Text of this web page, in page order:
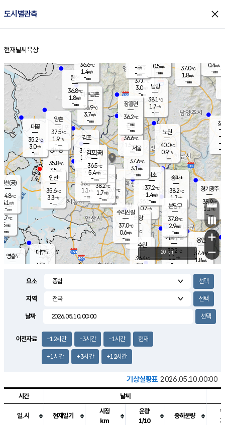
도시별관측 close
홈
현재날씨 육상
의도
℃
m/s
mm
영흥도
양주
37.0℃
3.0
-mm
과천
36.1℃
0.7m/s
- mm
용인
37.4℃
1.8m/s
경기광주
35.9℃
1.1m/s
-mm
3.6m/s
대부도
34.2
경서동
35.8℃
3.5 m/s
-mm
파주금촌
36.9℃
3.7m/s
-mm
37.0℃
1.8m/s
-mm
대곶
35.2℃
3.0m/s
-mm
창
-
-m/
-
탄현
36.8℃
1.8m/s
-mm
0.4m/s
-mm
의왕
- ℃
m/s
mm
김포
36.9℃
1.9 m/s
mm
광명
36.9 ℃
2.6 m/s
-mm
부천
36.1℃
1.1 m/s
-mm
양촌
37.5℃
1.9m/s
-mm
구로
38.2℃
1.7m/s
-mm
은평
36.6℃
1.5 m/s
- mm
노원
40.0℃
0.9m/s
-mm
송파*
38.2℃
1.7m/s
-mm
서초
37.2℃
1.4m/s
-mm
남방
38.1℃
1.7m/s
-mm
기흥구갈
39.2℃
1.1m/s
-
수리산길
37.0℃
0.6m/s
-mm
분당구
37.8℃
2.9m/s
-mm
장흥면
36.2℃
-m/s
-mm
-m/s
-mm
인천(공)
34.8℃
4.1 m/s
-mm
김포(공)
36.5℃
5.4m/s
-mm
수원
36.4℃
0.8 m/s
인천
35.6℃
3.3m/s
-mm
서울
37.6℃
3.1 m/s
-mm
36.6℃
1.4m/s
-mm
0.5m/s
-mm
+
−
20 km
요소
지역
날짜
이전자료 -12시간 -3시간 -1시간 현재
+1시간 +3시간 +12시간
기상실황표 2026.05.10.00:00
시간 날씨
일.시 현재일기
시정
km
운량
1/10
중하운량